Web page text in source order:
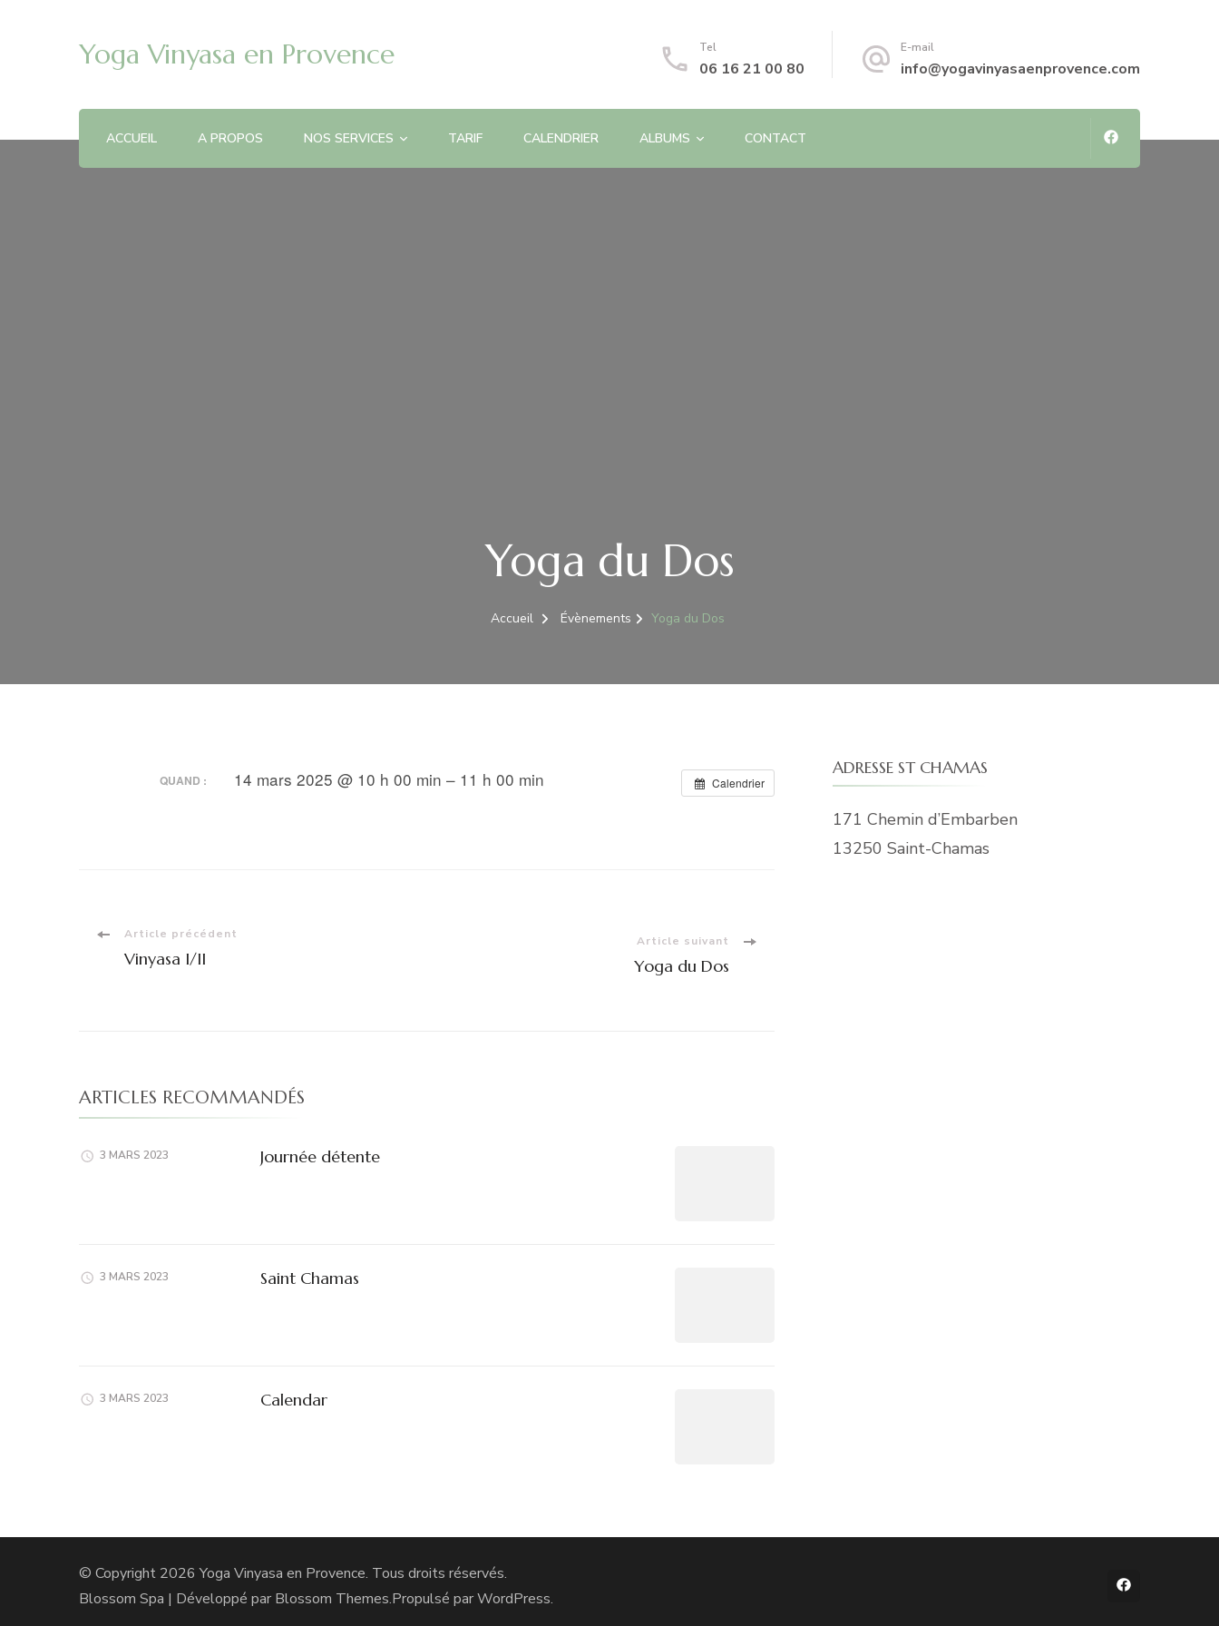
Yoga Vinyasa en Provence Tel
06 16 21 00 80
E-mail
info@yogavinyasaenprovence.com
ACCUEIL A PROPOS NOS SERVICES TARIF CALENDRIER ALBUMS CONTACT
Yoga du Dos
Accueil Évènements Yoga du Dos
Calendrier
QUAND : 14 mars 2025 @ 10 h 00 min – 11 h 00 min
Navigation
Article précédent
Vinyasa I/II
Article suivant
Yoga du Dos
ARTICLES RECOMMANDÉS
3 MARS 2023 Journée détente
3 MARS 2023 Saint Chamas
3 MARS 2023 Calendar
ADRESSE ST CHAMAS
171 Chemin d’Embarben
13250 Saint-Chamas
© Copyright 2026Yoga Vinyasa en Provence. Tous droits réservés.
Blossom Spa | Développé par Blossom Themes.Propulsé parWordPress.